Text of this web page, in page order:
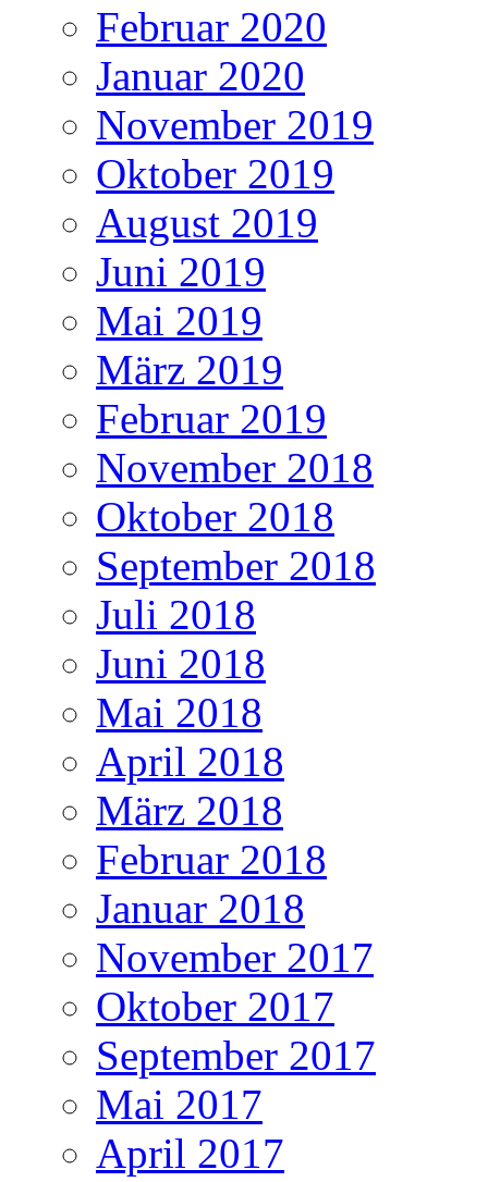
Februar 2020
Januar 2020
November 2019
Oktober 2019
August 2019
Juni 2019
Mai 2019
März 2019
Februar 2019
November 2018
Oktober 2018
September 2018
Juli 2018
Juni 2018
Mai 2018
April 2018
März 2018
Februar 2018
Januar 2018
November 2017
Oktober 2017
September 2017
Mai 2017
April 2017